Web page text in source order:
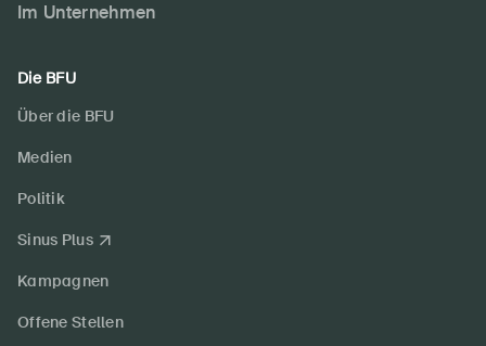
Im Unternehmen
Die BFU
Über die BFU
Medien
Politik
Sinus Plus
Kampagnen
Offene Stellen